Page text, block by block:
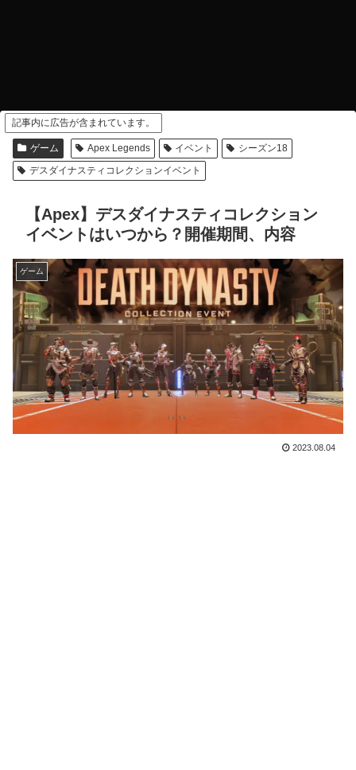
記事内に広告が含まれています。
ゲーム Apex Legends イベント
シーズン18
デスダイナスティコレクションイベント
【Apex】デスダイナスティコレクション
イベントはいつから？開催期間、内容
ゲーム
2023.08.04